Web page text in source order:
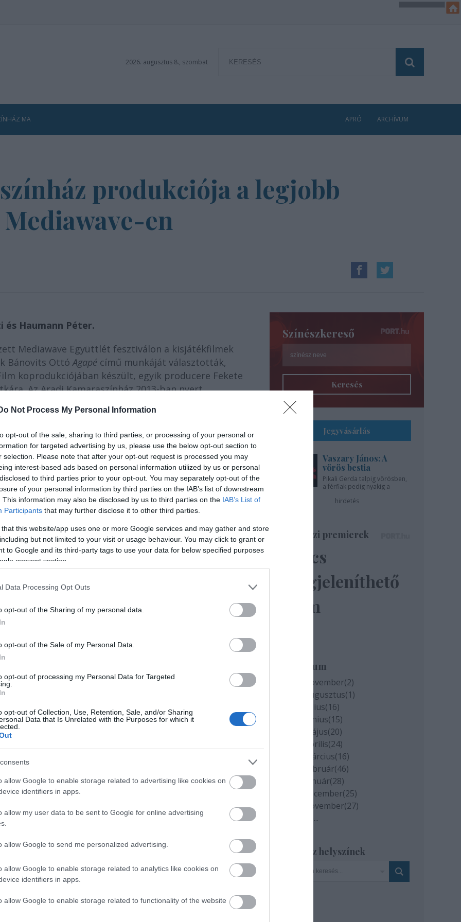
Not Process My Personal Information
opt-out of the sale, sharing to third parties, or processing of your personal or
for targeted advertising by us, please use the below opt-out section to
selection. Please note that after your opt-out request is processed you may
interest-based ads based on personal information utilized by us or personal
to third parties prior to your opt-out. You may separately opt-out of the
of your personal information by third parties on the IAB’s list of downstream
This information may also be disclosed by us to third parties on the IAB’s List of
Participants that may further disclose it to other third parties.
that this website/app uses one or more Google services and may gather and store
but not limited to your visit or usage behaviour. You may click to grant or
to Google and its third-party tags to use your data for below specified purposes
consent section.
Data Processing Opt Outs
opt-out of the Sharing of my personal data.
opt-out of the Sale of my Personal Data.
opt-out of processing my Personal Data for Targeted
opt-out of Collection, Use, Retention, Sale, and/or Sharing
Data that Is Unrelated with the Purposes for which it
allow Google to enable storage related to advertising like cookies on
identifiers in apps.
allow my user data to be sent to Google for online advertising
allow Google to send me personalized advertising.
allow Google to enable storage related to analytics like cookies on
identifiers in apps.
allow Google to enable storage related to functionality of the website
2026. augusztus 8., szombat
MA APRÓ ARCHÍVUM
produkciója a legjobb
en
és Haumann Péter.
Mediawave Együttlét fesztiválon a kisjátékfilmek
Bánovits OttóAgapé című munkáját választották,
koprodukciójában készült, egyik producere Fekete
Az Aradi Kamaraszínház 2013-ban nyert
Nemzeti Média- és Hírközlési Hatóság Médiatanácsa
csak a nő (Lázár Katalin) tartja a kapcsolatot fiukkal
nem ébred többé fel, és a férfi (Lukáts Andor)
egy erősen stilizált vízió-jelenetben mutat meg,
nyitni kezd fia és annak családja felé, amiben
színesbőrű.
közül a legjobb filmnek járót is megkapta
minősítése alapján a tavalyi év után 2017-ben is
Színészkereső
Keresés
Jegyvásárlás
Vaszary János: A
vörös bestia
Pikali Gerda talpig vörösben,
a férfiak pedig nyakig a
hirdetés
Színházi premierek
Nincs
megjeleníthető
elem
Archívum
2020 november(2)
2020 augusztus(1)
2020 július(16)
2020 június(15)
2020 május(20)
2020 április(24)
2020 március(16)
2020 február(46)
2020 január(28)
2019 december(25)
2019 november(27)
...
Szinház helyszínek